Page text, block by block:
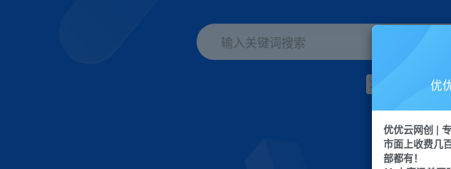
输入关键词搜索
项目 引
优
优优云网创 |
市面上收费几
部都有！